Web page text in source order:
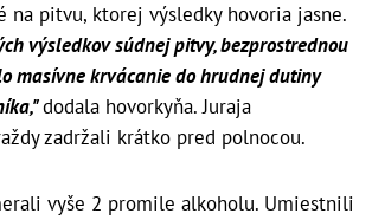
na pitvu, ktorej výsledky hovoria jasne.
výsledkov súdnej pitvy, bezprostrednou
masívne krvácanie do hrudnej dutiny
dodala hovorkyňa. Juraja
zadržali krátko pred polnocou.
vyše 2 promile alkoholu. Umiestnili